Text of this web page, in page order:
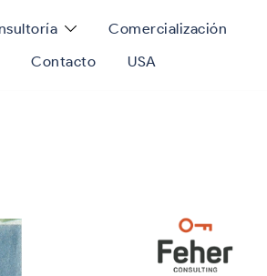
Comercialización
Contacto
USA